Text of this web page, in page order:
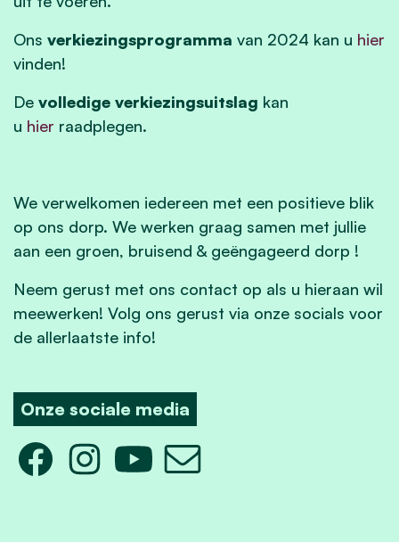
Ons verkiezingsprogramma van 2024 kan u hier
vinden!
De volledige verkiezingsuitslag kan
u hier raadplegen.
We verwelkomen iedereen met een positieve blik
op ons dorp. We werken graag samen met jullie
aan een groen, bruisend & geëngageerd dorp !
Neem gerust met ons contact op als u hieraan wil
meewerken! Volg ons gerust via onze socials voor
de allerlaatste info!
Onze sociale media